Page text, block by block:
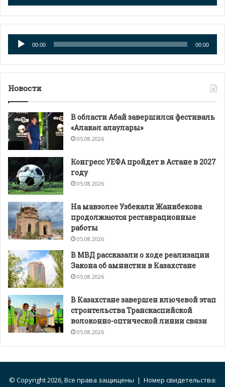
Аудиоплеер
00:00 00:00
Новости
В области Абай завершился фестиваль
«Алакөл алаулары»
05.08.2026
Конгресс УЕФА пройдет в Астане в 2027
году
05.08.2026
На мавзолее Узбекали Жанибекова
продолжаются реставрационные
работы
05.08.2026
В МВД рассказали о ходе реализации
Закона об амнистии в Казахстане
05.08.2026
В Казахстане завершен ключевой этап
строительства Транскаспийской
волоконно-оптической линии связи
05.08.2026
© Copyright 2026, Все права защищены | Номер свидетельства: